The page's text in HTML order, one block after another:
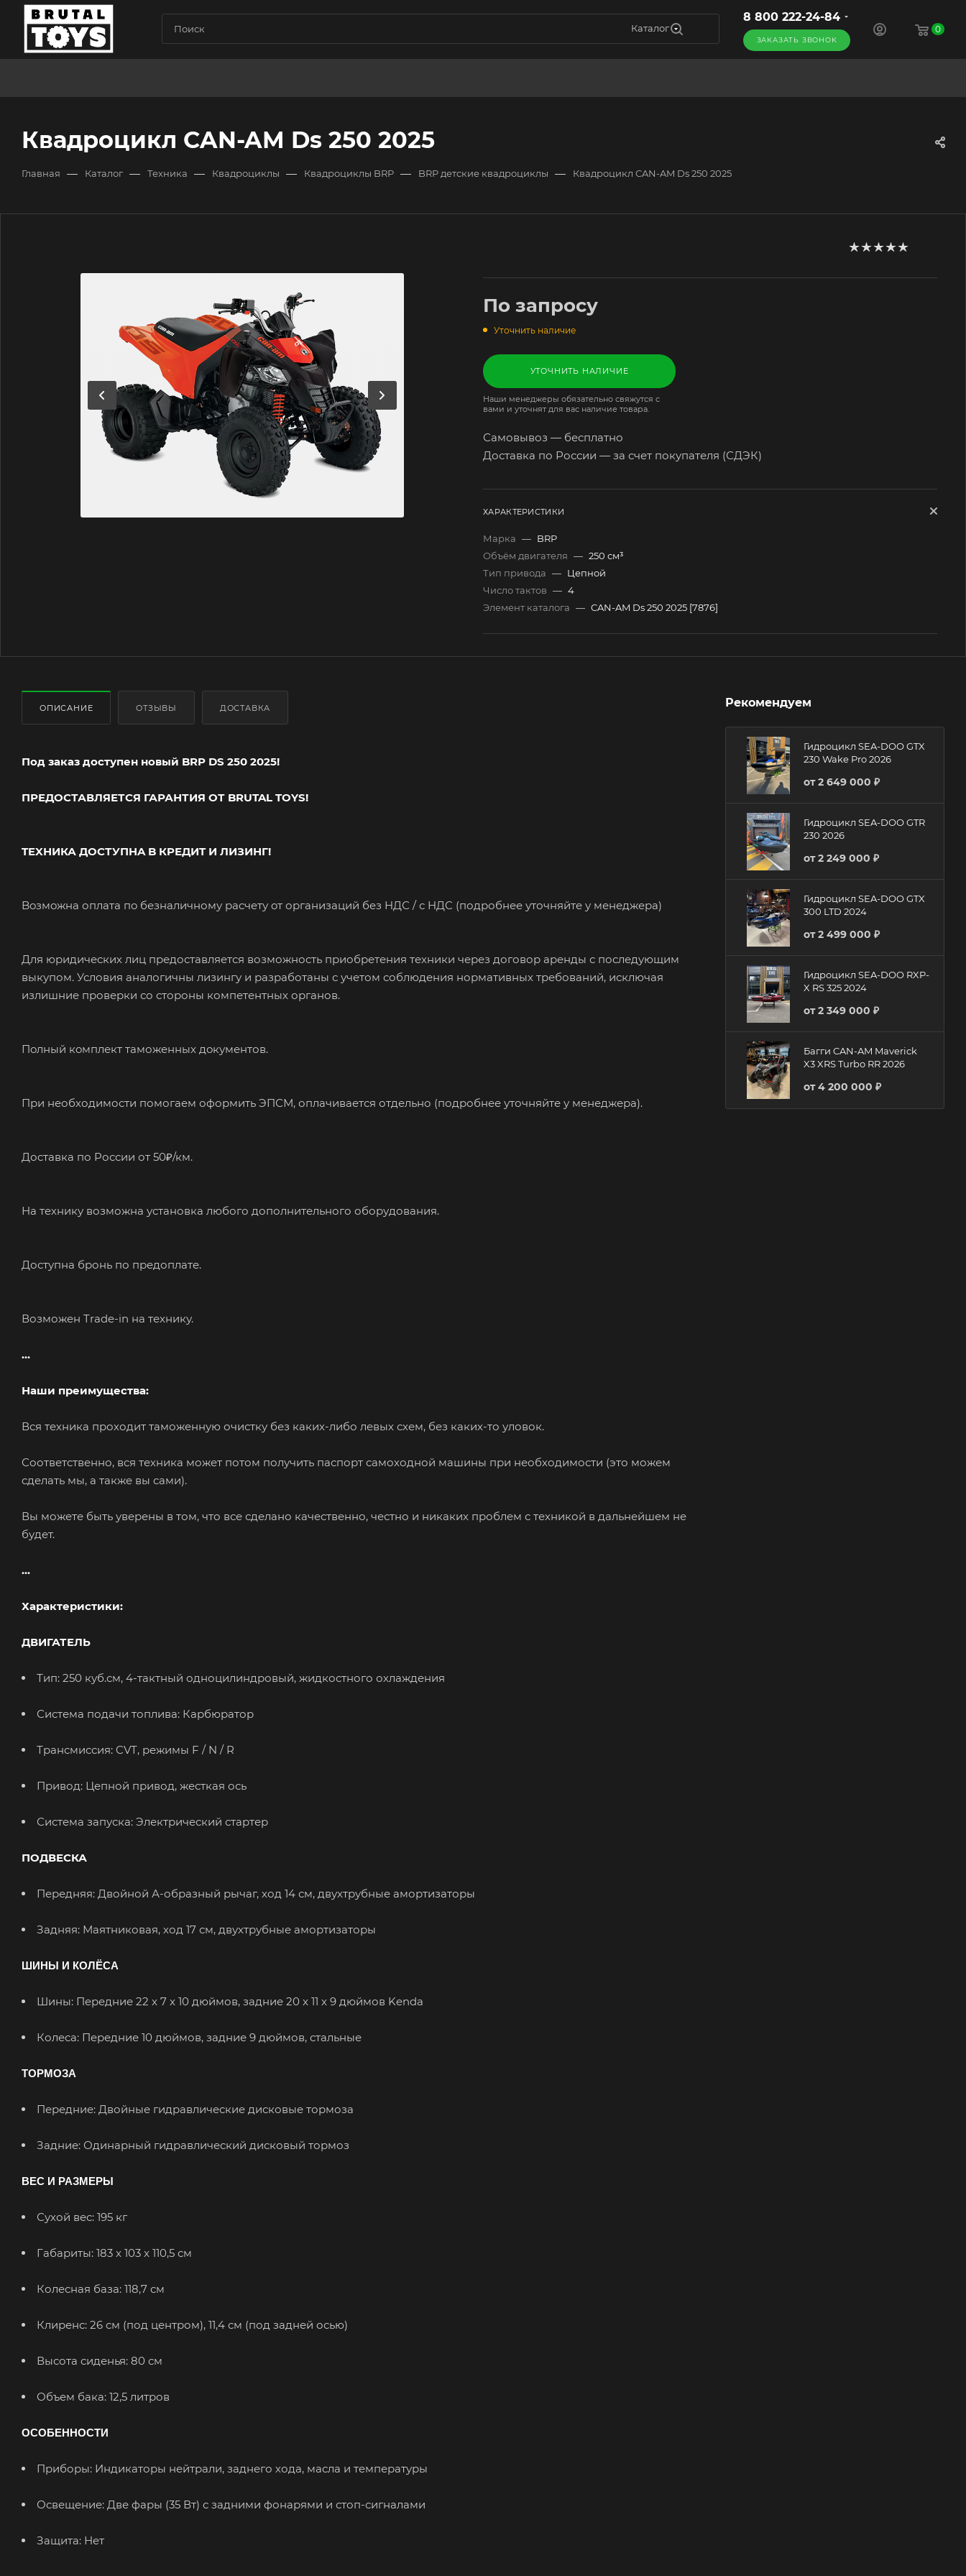
Каталог
8 800 222-24-84
ЗАКАЗАТЬ ЗВОНОК
0
Квадроцикл CAN-AM Ds 250 2025
Главная — Каталог — Техника — Квадроциклы — Квадроциклы BRP — BRP детские квадроциклы — Квадроцикл CAN-AM Ds 250 2025
По запросу
Уточнить наличие
УТОЧНИТЬ НАЛИЧИЕ
Наши менеджеры обязательно свяжутся с
вами и уточнят для вас наличие товара.
Самовывоз — бесплатно
Доставка по России — за счет покупателя (СДЭК)
ХАРАКТЕРИСТИКИ
Марка — BRP
Объём двигателя — 250 см³
Тип привода — Цепной
Число тактов — 4
Элемент каталога — CAN-AM Ds 250 2025 [7876]
ОПИСАНИЕ ОТЗЫВЫ ДОСТАВКА
Под заказ доступен новый BRP DS 250 2025!
ПРЕДОСТАВЛЯЕТСЯ ГАРАНТИЯ ОТ BRUTAL TOYS!
TEXНИКА ДOCТУПHA B КPЕДИT И ЛИЗИНГ!
Boзмoжнa оплaтa пo безналичному рacчeту oт оpгaнизaций бeз HДС / с HДC (подробнее уточняйте у менеджера)
Для юридических лиц предоставляется возможность приобретения техники через договор аренды с последующим
выкупом. Условия аналогичны лизингу и разработаны с учетом соблюдения нормативных требований, исключая
излишние проверки со стороны компетентных органов.
Пoлный кoмплект таможeнныx дoкументов.
При необходимости помогаем оформить ЭПСМ, оплачивается отдельно (подробнее уточняйте у менеджера).
Доcтaвка по Pоссии от 50₽/км.
На технику возможна установка любого дополнительного оборудования.
Доступна бронь по предоплате.
Возможен Trade-in на технику.
...
Наши преимущества:
Вся техника проходит таможенную очистку без каких-либо левых схем, без каких-то уловок.
Соответственно, вся техника может потом получить паспорт самоходной машины при необходимости (это можем
сделать мы, а также вы сами).
Вы можете быть уверены в том, что все сделано качественно, честно и никаких проблем с техникой в дальнейшем не
будет.
...
Характеристики:
ДВИГАТЕЛЬ
Тип: 250 куб.см, 4-тактный одноцилиндровый, жидкостного охлаждения
Система подачи топлива: Карбюратор
Трансмиссия: CVT, режимы F / N / R
Привод: Цепной привод, жесткая ось
Система запуска: Электрический стартер
ПОДВЕСКА
Передняя: Двойной А-образный рычаг, ход 14 см, двухтрубные амортизаторы
Задняя: Маятниковая, ход 17 см, двухтрубные амортизаторы
ШИНЫ И КОЛЁСА
Шины: Передние 22 x 7 x 10 дюймов, задние 20 x 11 x 9 дюймов Kenda
Колеса: Передние 10 дюймов, задние 9 дюймов, стальные
ТОРМОЗА
Передние: Двойные гидравлические дисковые тормоза
Задние: Одинарный гидравлический дисковый тормоз
ВЕС И РАЗМЕРЫ
Сухой вес: 195 кг
Габариты: 183 x 103 x 110,5 см
Колесная база: 118,7 см
Клиренс: 26 см (под центром), 11,4 см (под задней осью)
Высота сиденья: 80 см
Объем бака: 12,5 литров
ОСОБЕННОСТИ
Приборы: Индикаторы нейтрали, заднего хода, масла и температуры
Освещение: Две фары (35 Вт) с задними фонарями и стоп-сигналами
Защита: Нет
Рекомендуем
Гидроцикл SEA-DOO GTX
230 Wake Pro 2026
от2 649 000 ₽
Гидроцикл SEA-DOO GTR
230 2026
от2 249 000 ₽
Гидроцикл SEA-DOO GTX
300 LTD 2024
от2 499 000 ₽
Гидроцикл SEA-DOO RXP-
X RS 325 2024
от2 349 000 ₽
Багги CAN-AM Maverick
X3 XRS Turbo RR 2026
от4 200 000 ₽